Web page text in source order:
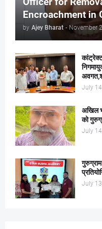
Encroachment in
by Ajey Bharat - November
July
अखिल
को
July
July